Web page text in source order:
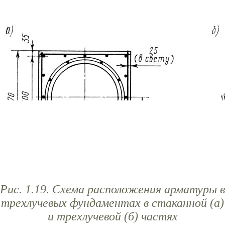
Рис. 1.19. Схема расположения арматуры в
трехлучевых фундаментах в стаканной (а)
и трехлучевой (б) частях